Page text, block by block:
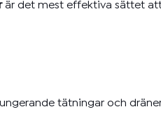
är det mest effektiva sättet
tätningar och